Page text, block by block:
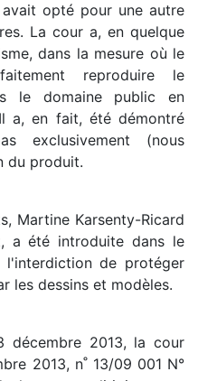
opté pour une autre
La cour a, en quelque
dans la mesure où le
reproduire le
le domaine public en
a, en fait, été démontré
exclusivement (nous
du produit.
Martine Karsenty-Ricard
a été introduite dans le
de protéger
les dessins et modèles.
décembre 2013, la cour
2013, n˚ 13/09 001 N°